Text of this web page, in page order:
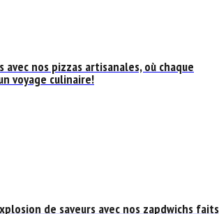
avec nos pizzas artisanales, où chaque
voyage culinaire!
de saveurs avec nos zapdwichs faits